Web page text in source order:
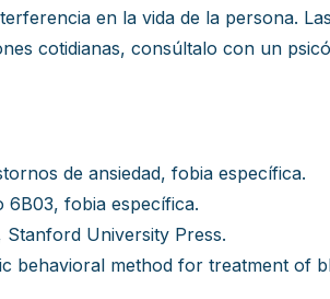
en la vida de la persona.
cotidianas, consúltalo con un
de ansiedad, fobia específica.
6B03, fobia específica.
Stanford University Press.
behavioral method for treatment of